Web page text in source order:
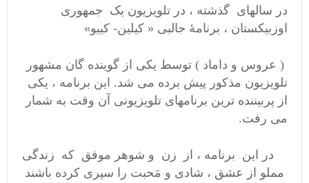
در سالهای گذشته ، در تلویزیون یک جمهوری
اوزبیکستان ، برنامهٔ جالبی « کیلین- کییو»
( عروس و داماد ) توسط یکی از گوینده گان مشهور
تلویزیون مذکور پیش برده می ‌شد. این برنامه ، یکی
از پربیننده ترین برنامهای تلویزیونی آن وقت به شمار
می رفت.
در این برنامه ، از زن و شوهر موفق که زندگی
مملو از عشق ، شادی و مَحبت را سپری کرده باشند